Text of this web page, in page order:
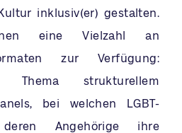
inklusiv(er) gestalten.
eine Vielzahl an
zur Verfügung:
Thema strukturellem
bei welchen LGBT-
Angehörige ihre